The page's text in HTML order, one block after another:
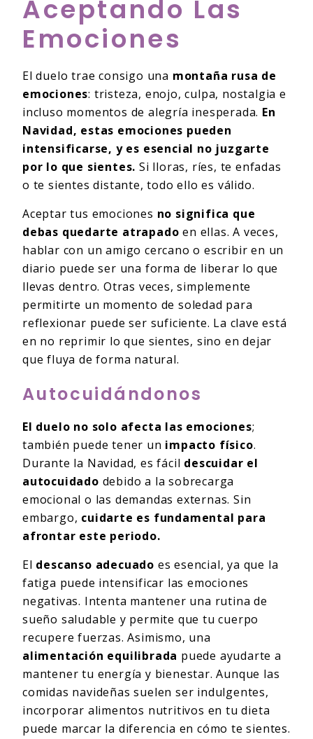
Aceptando Las
Emociones
El duelo trae consigo una montaña rusa de
emociones: tristeza, enojo, culpa, nostalgia e
incluso momentos de alegría inesperada. En
Navidad, estas emociones pueden
intensificarse, y es esencial no juzgarte
por lo que sientes. Si lloras, ríes, te enfadas
o te sientes distante, todo ello es válido.
Aceptar tus emociones no significa que
debas quedarte atrapado en ellas. A veces,
hablar con un amigo cercano o escribir en un
diario puede ser una forma de liberar lo que
llevas dentro. Otras veces, simplemente
permitirte un momento de soledad para
reflexionar puede ser suficiente. La clave está
en no reprimir lo que sientes, sino en dejar
que fluya de forma natural.
Autocuidándonos
El duelo no solo afecta las emociones;
también puede tener un impacto físico.
Durante la Navidad, es fácil descuidar el
autocuidado debido a la sobrecarga
emocional o las demandas externas. Sin
embargo, cuidarte es fundamental para
afrontar este periodo.
El descanso adecuado es esencial, ya que la
fatiga puede intensificar las emociones
negativas. Intenta mantener una rutina de
sueño saludable y permite que tu cuerpo
recupere fuerzas. Asimismo, una
alimentación equilibrada puede ayudarte a
mantener tu energía y bienestar. Aunque las
comidas navideñas suelen ser indulgentes,
incorporar alimentos nutritivos en tu dieta
puede marcar la diferencia en cómo te sientes.